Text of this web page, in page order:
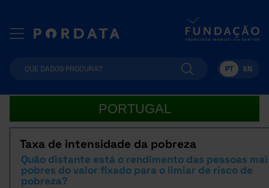
PT EN
PORTUGAL
Taxa de intensidade da pobreza
Quão distante está o rendimento das pessoas
pobres do valor fixado para o limiar de risco de
pobreza?